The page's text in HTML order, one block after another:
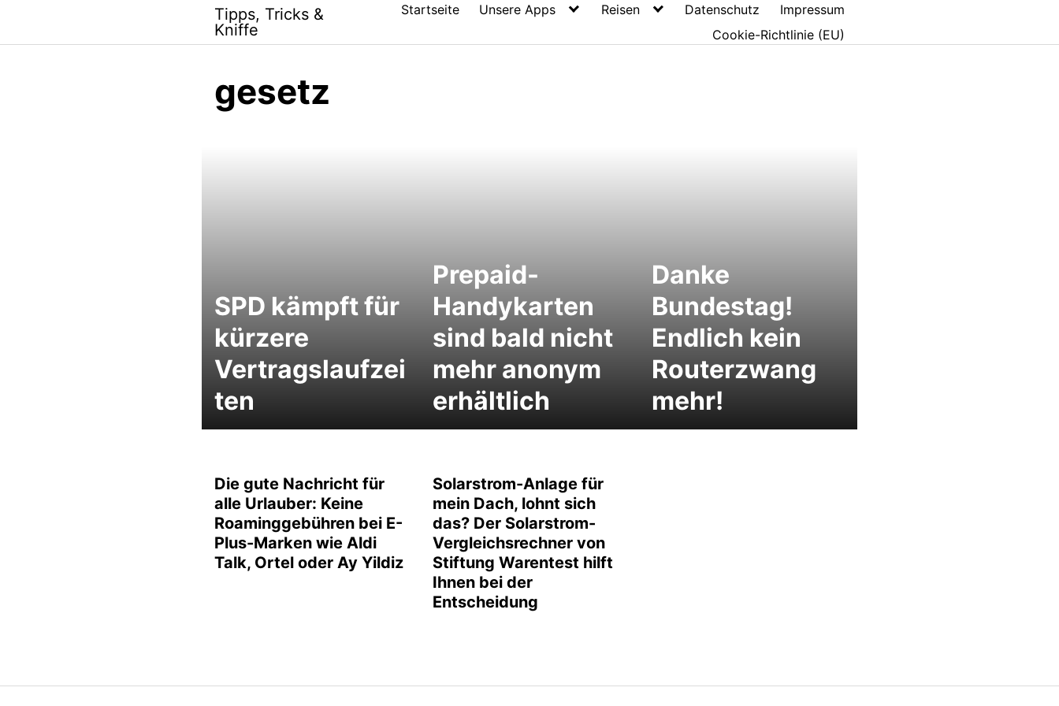
content
Tipps, Tricks &
Kniffe
Startseite Unsere Apps Reisen Datenschutz
Impressum
Cookie-Richtlinie (EU)
gesetz
SPD kämpft für
kürzere
Vertragslaufzei
ten
Prepaid-
Handykarten
sind bald nicht
mehr anonym
erhältlich
Danke
Bundestag!
Endlich kein
Routerzwang
mehr!
Die gute Nachricht für
alle Urlauber: Keine
Roaminggebühren bei E-
Plus-Marken wie Aldi
Talk, Ortel oder Ay Yildiz
Solarstrom-Anlage für
mein Dach, lohnt sich
das? Der Solarstrom-
Vergleichsrechner von
Stiftung Warentest hilft
Ihnen bei der
Entscheidung